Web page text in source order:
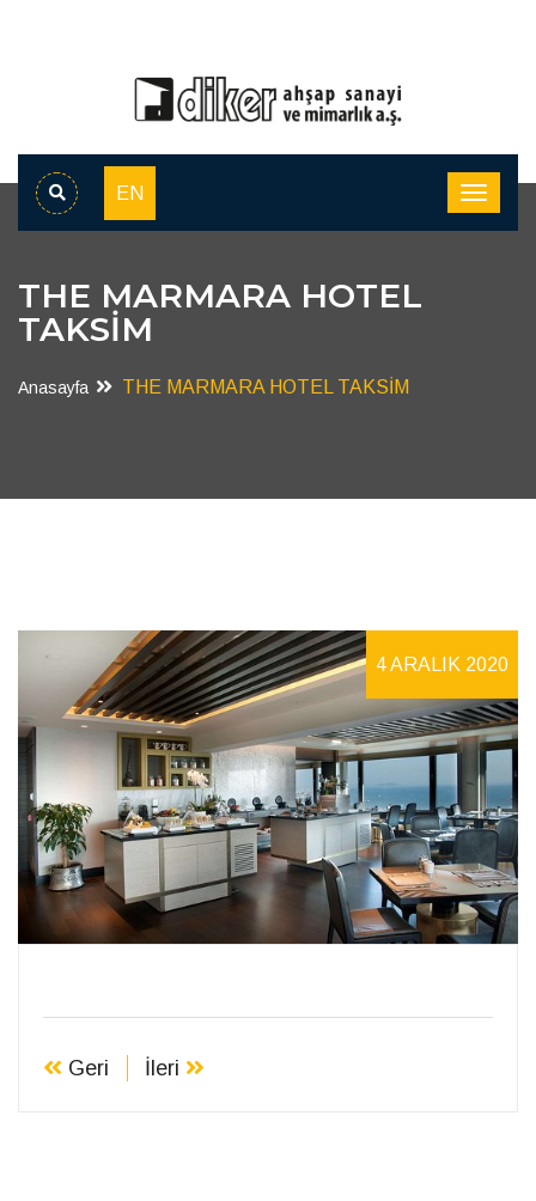
EN
THE MARMARA HOTEL
TAKSİM
Anasayfa THE MARMARA HOTEL TAKSİM
4 ARALIK 2020
Geri İleri